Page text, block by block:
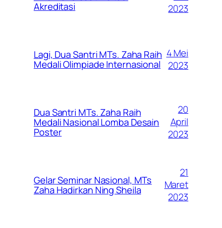
Akreditasi
2023
Lagi, Dua Santri MTs. Zaha Raih
Medali Olimpiade Internasional
4 Mei
2023
Dua Santri MTs. Zaha Raih
Medali Nasional Lomba Desain
Poster
20
April
2023
Gelar Seminar Nasional, MTs
Zaha Hadirkan Ning Sheila
21
Maret
2023